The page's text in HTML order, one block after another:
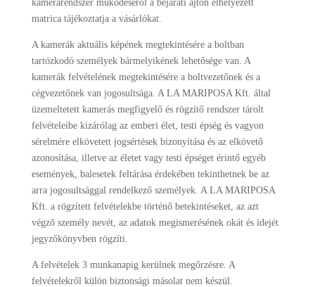
kamerarendszer működéséről a bejárati ajtón elhelyezett
matrica tájékoztatja a vásárlókat.
A kamerák aktuális képének megtekintésére a boltban
tartózkodó személyek bármelyikének lehetősége van. A
kamerák felvételének megtekintésére a boltvezetőnek és a
cégvezetőnek van jogosultsága. A LA MARIPOSA Kft. által
üzemeltetett kamerás megfigyelő és rögzítő rendszer tárolt
felvételeibe kizárólag az emberi élet, testi épség és vagyon
sérelmére elkövetett jogsértések bizonyítása és az elkövető
azonosítása, illetve az életet vagy testi épséget érintő egyéb
események, balesetek feltárása érdekében tekinthetnek be az
arra jogosultsággal rendelkező személyek. A LA MARIPOSA
Kft. a rögzített felvételekbe történő betekintéseket, az azt
végző személy nevét, az adatok megismerésének okát és idejét
jegyzőkönyvben rögzíti.
A felvételek 3 munkanapig kerülnek megőrzésre. A
felvételekről külön biztonsági másolat nem készül.